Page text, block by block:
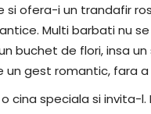
si ofera-i un trandafir
Multi barbati nu
buchet de flori, insa
un gest romantic, fara
cina speciala si invita-l.